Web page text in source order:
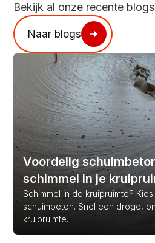
Bekijk al onze recente
Naar blogs
Voordelig
schimmel in je
Schimmel in de kruipruimte?
schuimbeton. Snel een droge,
kruipruimte.